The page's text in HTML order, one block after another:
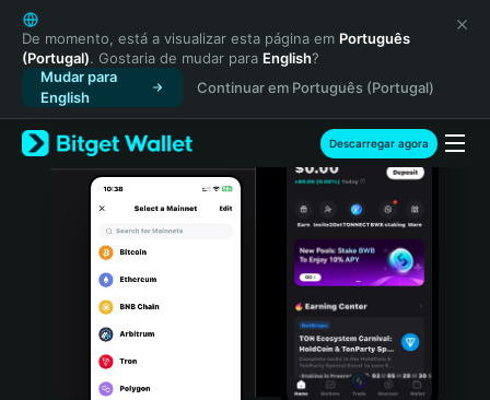
English
日本語
Tiếng Việt
Русский
Español (Latinoamérica)
Türkçe
Italiano
Português (Portugal)
Bahasa Indonesia
De momento, está a visualizar esta página em Português
(Portugal). Gostaria de mudar para English?
Mudar para
English
Continuar em Português (Portugal)
Descarregar agora